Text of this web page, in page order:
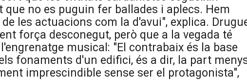
no es puguin fer ballades i aplecs. Hem
les actuacions com la d'avui", explica.
força desconegut, però que a la vegada té
musical: "El contrabaix és la base
fonaments d'un edifici, és a dir, la part
imprescindible sense ser el protagonista",